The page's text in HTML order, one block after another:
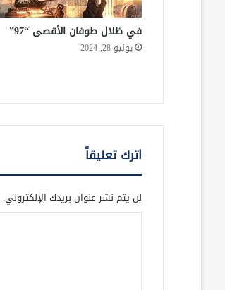
في ظلال طوفان الأقصى “97”
يوليو 28, 2024
اترك تعليقاً
لن يتم نشر عنوان بريدك الإلكتروني.